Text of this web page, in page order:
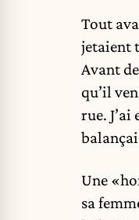
Tout
jetaient
Avant
qu’il
rue.
Une
sa